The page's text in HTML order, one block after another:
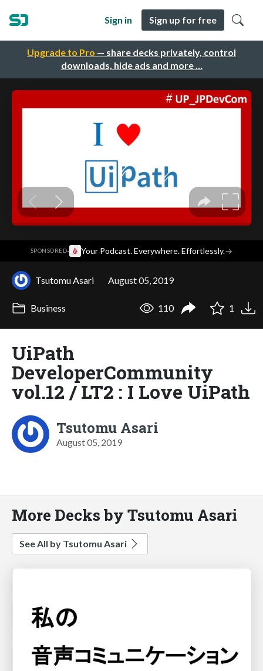
Upgrade to Pro — share decks privately, control
downloads, hide ads and more …
Sign in Sign up for free
SPONSORED· Your Podcast. Everywhere. Effortlessly.→
Tsutomu Asari August 05, 2019
Business 110 1
UiPath
DeveloperCommunity
vol.12 / LT2 : I Love UiPath
Tsutomu Asari
August 05, 2019
More Decks by Tsutomu Asari
See All by Tsutomu Asari